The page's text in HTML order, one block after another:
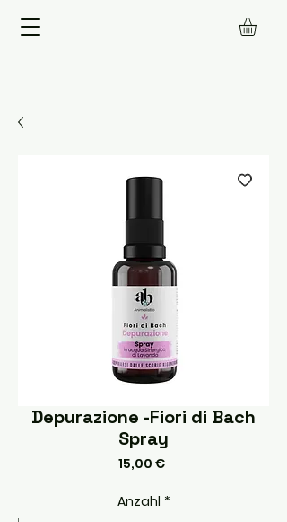
Depurazione -Fiori di Bach
Spray
15,00 €Preis
Anzahl *